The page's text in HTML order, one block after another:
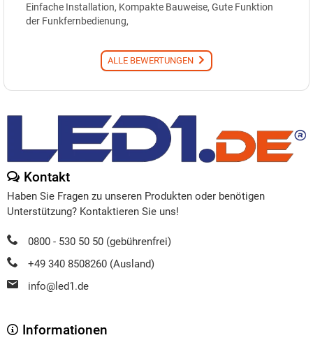
Einfache Installation, Kompakte Bauweise, Gute Funktion
der Funkfernbedienung,
ALLE BEWERTUNGEN
Kontakt
Haben Sie Fragen zu unseren Produkten oder benötigen
Unterstützung? Kontaktieren Sie uns!
0800 - 530 50 50 (gebührenfrei)
+49 340 8508260 (Ausland)
info@led1.de
Informationen